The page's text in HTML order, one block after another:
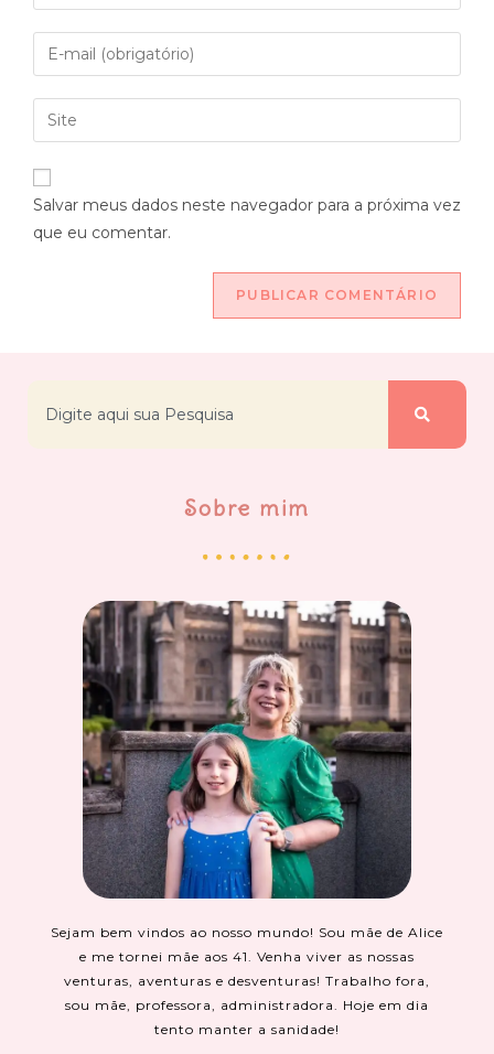
Salvar meus dados neste navegador para a próxima vez
que eu comentar.
Sobre mim
Sejam bem vindos ao nosso mundo! Sou mãe de Alice
e me tornei mãe aos 41. Venha viver as nossas
venturas, aventuras e desventuras! Trabalho fora,
sou mãe, professora, administradora. Hoje em dia
tento manter a sanidade!